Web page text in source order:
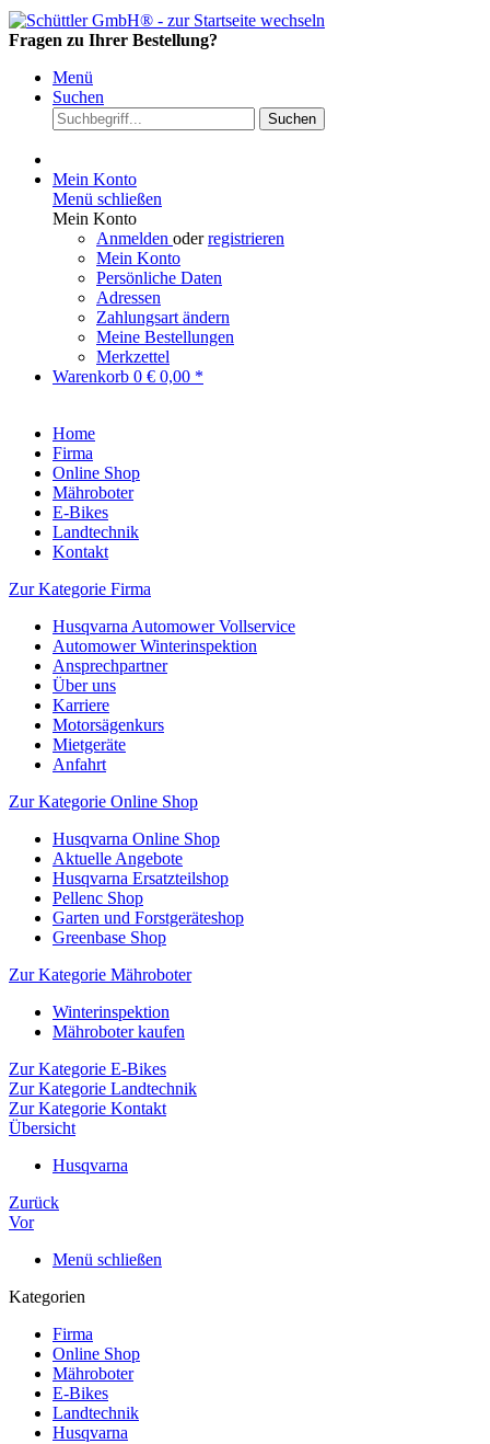
Fragen zu Ihrer Bestellung?
Menü
Suchen
Suchen
Mein Konto
Menü schließen
Mein Konto
Anmelden oderregistrieren
Mein Konto
Persönliche Daten
Adressen
Zahlungsart ändern
Meine Bestellungen
Merkzettel
Warenkorb 0 € 0,00 *
Home
Firma
Online Shop
Mähroboter
E-Bikes
Landtechnik
Kontakt
Zur Kategorie Firma
Husqvarna Automower Vollservice
Automower Winterinspektion
Ansprechpartner
Über uns
Karriere
Motorsägenkurs
Mietgeräte
Anfahrt
Zur Kategorie Online Shop
Husqvarna Online Shop
Aktuelle Angebote
Husqvarna Ersatzteilshop
Pellenc Shop
Garten und Forstgeräteshop
Greenbase Shop
Zur Kategorie Mähroboter
Winterinspektion
Mähroboter kaufen
Zur Kategorie E-Bikes
Zur Kategorie Landtechnik
Zur Kategorie Kontakt
Übersicht
Husqvarna
Zurück
Vor
Menü schließen
Kategorien
Firma
Online Shop
Mähroboter
E-Bikes
Landtechnik
Husqvarna